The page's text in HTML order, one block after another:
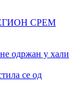
СРЕМ
одржан у хали
се од